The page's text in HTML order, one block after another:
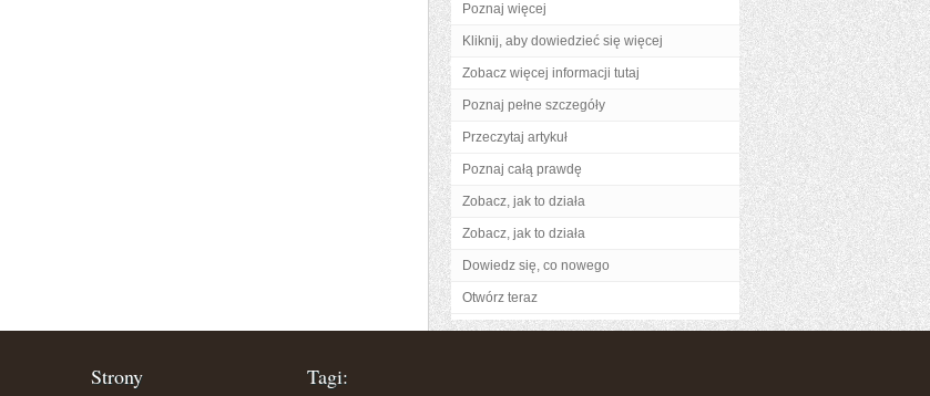
Poznaj więcej
Kliknij, aby dowiedzieć się więcej
Zobacz więcej informacji tutaj
Poznaj pełne szczegóły
Przeczytaj artykuł
Poznaj całą prawdę
Zobacz, jak to działa
Zobacz, jak to działa
Dowiedz się, co nowego
Otwórz teraz
Strony Tagi: